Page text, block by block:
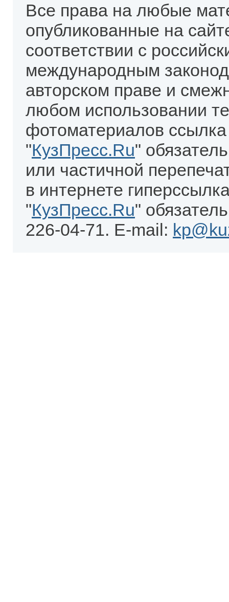
Все права на любые
опубликованные на
соответствии с
международным
авторском праве и
любом использовании
фотоматериалов
"КузПресс.Ru"
или частичной
в интернете
"КузПресс.Ru"
226-04-71. E-mail: